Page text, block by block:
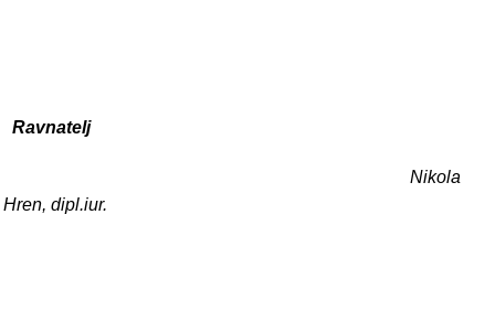
Ravnatelj
Nikola
Hren, dipl.iur.